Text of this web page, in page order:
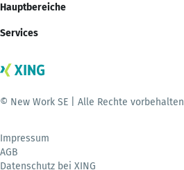
Hauptbereiche
Services
© New Work SE | Alle Rechte vorbehalten
Impressum
AGB
Datenschutz bei XING